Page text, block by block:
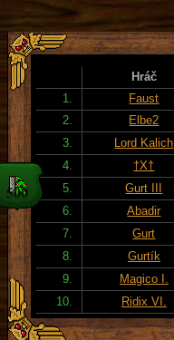
Hráč
1.
Faust
2.
Elbe2
3.
Lord Kalich
4.
†X†
5.
Gurt III
6.
Abadir
7.
Gurt
8.
Gurtík
9.
Magico I.
10.
Ridix VI.